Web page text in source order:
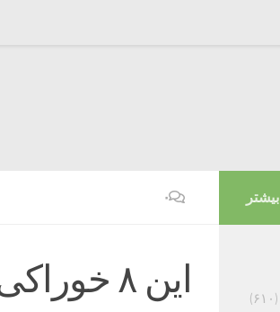
۰
این ۸
بیشتر
(۶۱۰)